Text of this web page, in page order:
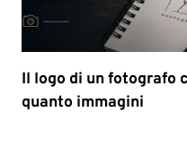
Il logo di un fotografo
quanto immagini